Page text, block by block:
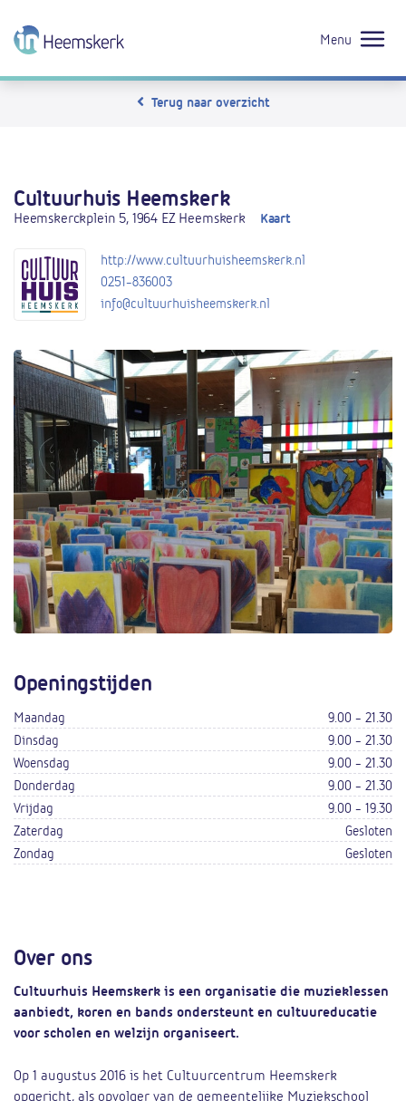
Menu
Terug naar overzicht
Cultuurhuis Heemskerk
Heemskerckplein 5, 1964 EZ Heemskerk Kaart
http://www.cultuurhuisheemskerk.nl
0251-836003
info@cultuurhuisheemskerk.nl
Openingstijden
Maandag
9.00 - 21.30
Dinsdag
9.00 - 21.30
Woensdag
9.00 - 21.30
Donderdag
9.00 - 21.30
Vrijdag
9.00 - 19.30
Zaterdag
Gesloten
Zondag
Gesloten
Over ons
Cultuurhuis Heemskerk is een organisatie die muzieklessen
aanbiedt, koren en bands ondersteunt en cultuureducatie
voor scholen en welzijn organiseert.
Op 1 augustus 2016 is het Cultuurcentrum Heemskerk
opgericht, als opvolger van de gemeentelijke Muziekschool